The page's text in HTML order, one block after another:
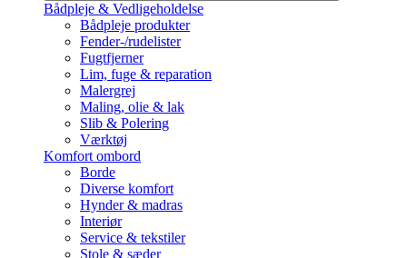
Bådpleje & Vedligeholdelse
Bådpleje produkter
Fender-/rudelister
Fugtfjerner
Lim, fuge & reparation
Malergrej
Maling, olie & lak
Slib & Polering
Værktøj
Komfort ombord
Borde
Diverse komfort
Hynder & madras
Interiør
Service & tekstiler
Stole & sæder